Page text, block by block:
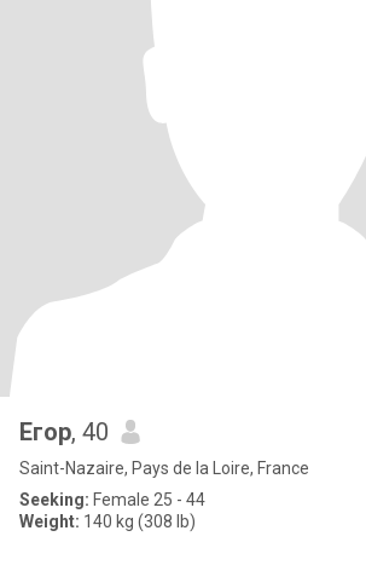
Егор, 40
Saint-Nazaire, Pays de la Loire, France
Seeking: Female 25 - 44
Weight: 140 kg (308 lb)